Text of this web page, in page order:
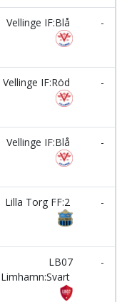
Vellinge IF:Blå -
Vellinge IF:Röd -
Vellinge IF:Blå -
Lilla Torg FF:2 -
LB07
Limhamn:Svart
-